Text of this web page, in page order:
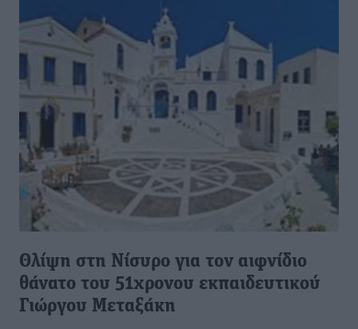
Θλίψη στη Νίσυρο για τον αιφνίδιο
θάνατο του 51χρονου εκπαιδευτικού
Γιώργου Μεταξάκη